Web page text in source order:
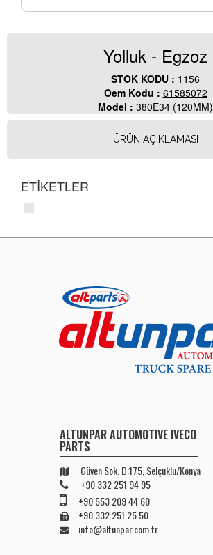
Yolluk - Egzoz
STOK KODU : 1156
Oem Kodu : 61585072
Model : 380E34 (120MM)
ÜRÜN AÇIKLAMASI
ETİKETLER
ALTUNPAR AUTOMOTIVE IVECO
PARTS
Güven Sok. D:175, Selçuklu/Konya
+90 332 251 94 95
+90 553 209 44 60
+90 332 251 25 50
info@altunpar.com.tr